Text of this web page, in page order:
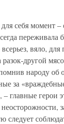
себя момент –
переживала
вяло, для
другой
народу об
за
– главные герои
следует